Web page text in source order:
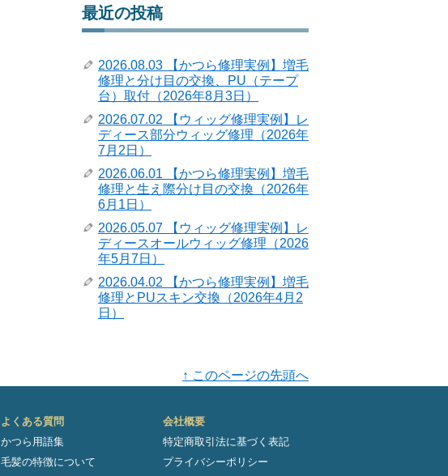
最近の投稿
2026.08.03 【かつら修理実例】増毛
修理と分け目の交換、PU（テープ
台）取付（2026年8月3日）
2026.07.02 【ウィッグ修理実例】レ
ディース部分ウィッグ修理（2026年
7月2日）
2026.06.01 【かつら修理実例】増毛
修理と生え際分け目の交換（2026年
6月1日）
2026.05.07 【ウィッグ修理実例】レ
ディースオールウィッグ修理（2026
年5月7日）
2026.04.02 【かつら修理実例】増毛
修理とPUスキン交換（2026年4月2
日）
↑ このページの先頭へ
よくある質問
かつら用語集
毛髪の特徴について
会社概要
特定商取引法に基づく表記
プライバシーポリシー